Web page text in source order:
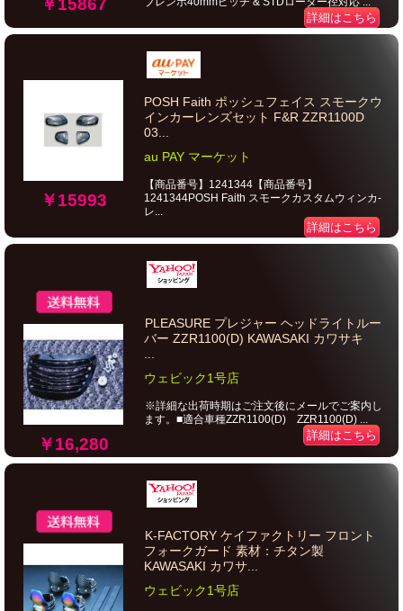
￥15867
詳細はこちら
￥15993
POSH Faith ポッシュフェイス スモークウ
インカーレンズセット F&R ZZR1100D
03...
au PAY マーケット
【商品番号】1241344【商品番号】
1241344POSH Faith スモークカスタムウィンカ-
レ...
詳細はこちら
￥16,280
PLEASURE プレジャー ヘッドライトルー
バー ZZR1100(D) KAWASAKI カワサキ
ウェビック1号店
※詳細な出荷時期はご注文後にメールでご案内し
ます。■適合車種ZZR1100(D) ZZR1100(D) ...
詳細はこちら
K-FACTORY ケイファクトリー フロント
フォークガード 素材：チタン製
KAWASAKI カワサ...
ウェビック1号店